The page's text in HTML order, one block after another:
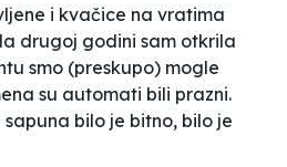
i kvačice na vratima
drugoj godini sam otkrila
smo (preskupo) mogle
su automati bili prazni.
bilo je bitno, bilo je